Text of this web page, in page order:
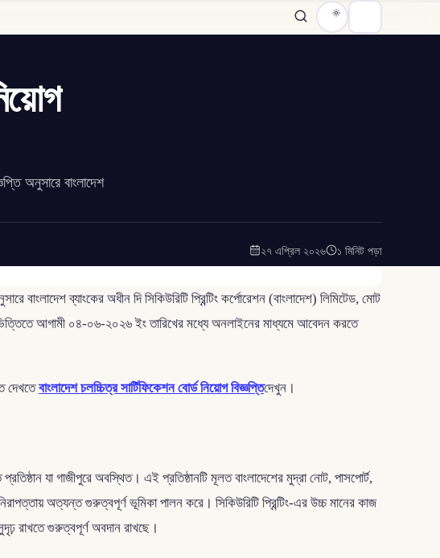
অনুসারে বাংলাদেশ
২৭ এপ্রিল ২০২৬ ১ মিনিট পড়া
ব্যাংকের অধীন দি সিকিউরিটি প্রিন্টিং কর্পোরেশন (বাংলাদেশ) লিমিটেড, মোট
আগামী ০৪-০৬-২০২৬ ইং তারিখের মধ্যে অনলাইনের মাধ্যমে আবেদন করতে
দেখতেবাংলাদেশ চলচ্চিত্র সার্টিফিকেশন বোর্ড নিয়োগ বিজ্ঞপ্তিদেখুন।
প্রতিষ্ঠান যা গাজীপুরে অবস্থিত। এই প্রতিষ্ঠানটি মূলত বাংলাদেশের মুদ্রা নোট, পাসপোর্ট,
অত্যন্ত গুরুত্বপূর্ণ ভূমিকা পালন করে। সিকিউরিটি প্রিন্টিং-এর উচ্চ মানের কাজ
রাখতে গুরুত্বপূর্ণ অবদান রাখছে।